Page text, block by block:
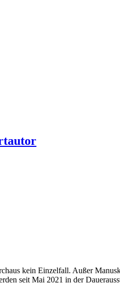
kein Einzelfall. Außer
seit Mai 2021 in der